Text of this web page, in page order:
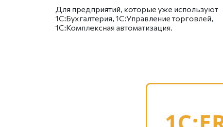
Для предприятий, которые уже используют
1С:Бухгалтерия, 1С:Управление торговлей,
1С:Комплексная автоматизация.